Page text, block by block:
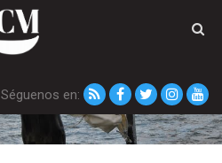
Séguenos en:
Novas